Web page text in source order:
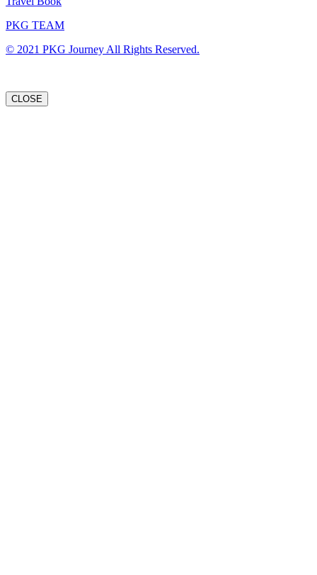
PKG TEAM
© 2021 PKG Journey All Rights Reserved.
CLOSE